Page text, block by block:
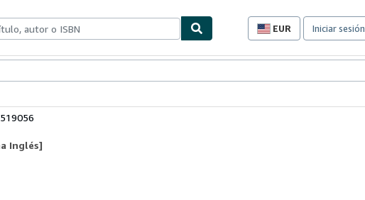
EUR
Preferencias
compra
sitio.
Iniciar sesión
Inglés]